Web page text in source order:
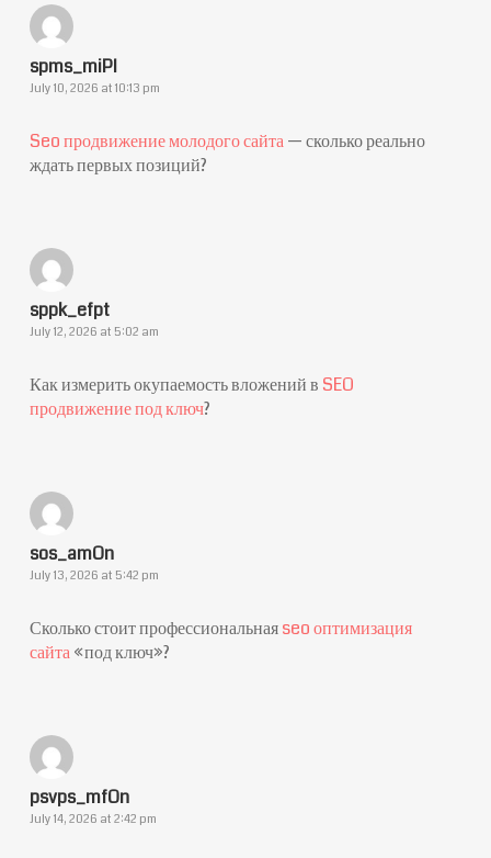
spms_miPl
July 10, 2026 at 10:13 pm
Seo продвижение молодого сайта— сколько реально
ждать первых позиций?
sppk_efpt
July 12, 2026 at 5:02 am
Как измерить окупаемость вложений в SEO
продвижение под ключ?
sos_amOn
July 13, 2026 at 5:42 pm
Сколько стоит профессиональнаяseo оптимизация
сайта«под ключ»?
psvps_mfOn
July 14, 2026 at 2:42 pm